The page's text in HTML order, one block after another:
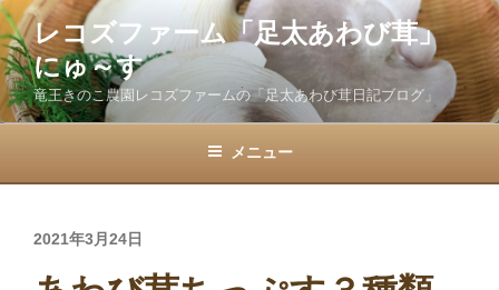
コ
ン
テ
ン
ツ
レコズファーム「足太あわび茸」
にゅ～す
竜王きのこ農園レコズファームの「足太あわび茸日記ブログ」
メニュー
投
2021年3月24日